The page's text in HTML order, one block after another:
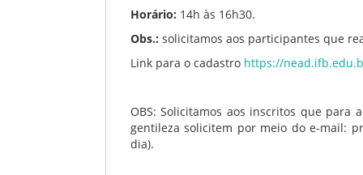
Horário: 14h às 16h30.
Obs.: solicitamos aos participantes que
Link para o cadastro https://
OBS: Solicitamos aos inscritos que
gentileza solicitem por meio do e-mail:
dia).